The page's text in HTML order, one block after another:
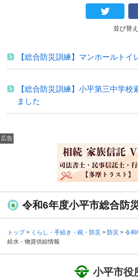
並び替え
【総合防災訓練】マンホールトイ
【総合防災訓練】小平第三中学校
ました
広告
令和6年度小平市総合防
トップ> くらし・手続き・税・防災 > 防災 > 令和
給水・物資供給情報
小平市役